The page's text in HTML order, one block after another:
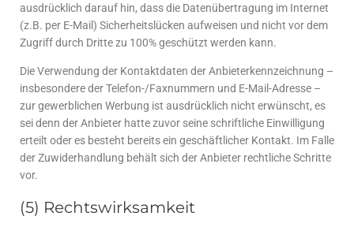
ausdrücklich darauf hin, dass die Datenübertragung im Internet
(z.B. per E-Mail) Sicherheitslücken aufweisen und nicht vor dem
Zugriff durch Dritte zu 100% geschützt werden kann.
Die Verwendung der Kontaktdaten der Anbieterkennzeichnung –
insbesondere der Telefon-/Faxnummern und E-Mail-Adresse –
zur gewerblichen Werbung ist ausdrücklich nicht erwünscht, es
sei denn der Anbieter hatte zuvor seine schriftliche Einwilligung
erteilt oder es besteht bereits ein geschäftlicher Kontakt. Im Falle
der Zuwiderhandlung behält sich der Anbieter rechtliche Schritte
vor.
(5) Rechtswirksamkeit